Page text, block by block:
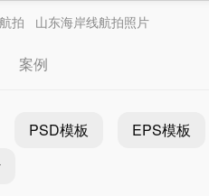
拍 山东海岸线航拍照片
案例
PSD模板 EPS模板